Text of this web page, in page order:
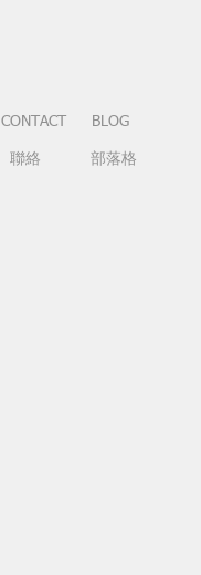
CONTACT
聯絡 部落格
BLOG